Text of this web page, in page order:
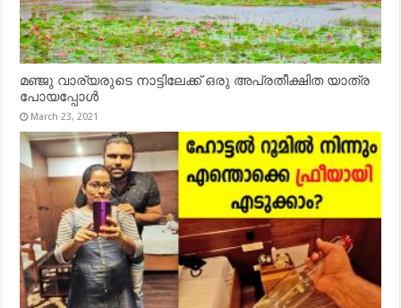
മഞ്ജു വാര്യരുടെ നാട്ടിലേക്ക് ഒരു അപ്രതീക്ഷിത യാത്ര
പോയപ്പോൾ
March 23, 2021